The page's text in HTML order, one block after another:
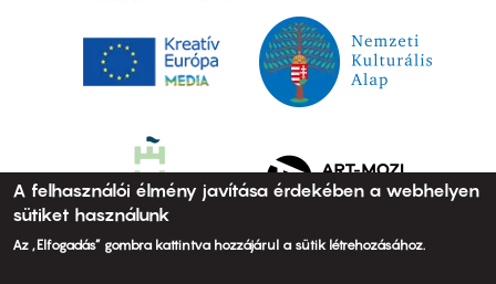
A felhasználói élmény javítása érdekében a webhelyen
sütiket használunk
Az „Elfogadás” gombra kattintva hozzájárul a sütik létrehozásához.